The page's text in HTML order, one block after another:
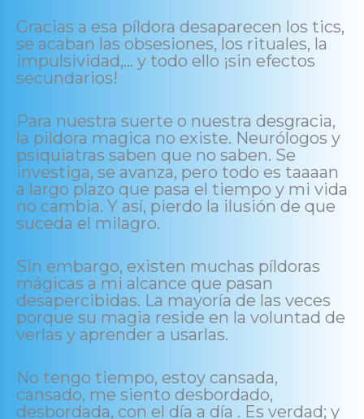
Gracias a esa píldora desaparecen los tics,
se acaban las obsesiones, los rituales, la
impulsividad,… y todo ello ¡sin efectos
secundarios!
Para nuestra suerte o nuestra desgracia,
la pildora magica no existe. Neurólogos y
psiquiatras saben que no saben. Se
investiga, se avanza, pero todo es taaaan
a largo plazo que pasa el tiempo y mi vida
no cambia. Y así, pierdo la ilusión de que
suceda el milagro.
Sin embargo, existen muchas píldoras
mágicas a mi alcance que pasan
desapercibidas. La mayoría de las veces
porque su magia reside en la voluntad de
verlas y aprender a usarlas.
No tengo tiempo, estoy cansada,
cansado, me siento desbordado,
desbordada, con el día a día . Es verdad; y